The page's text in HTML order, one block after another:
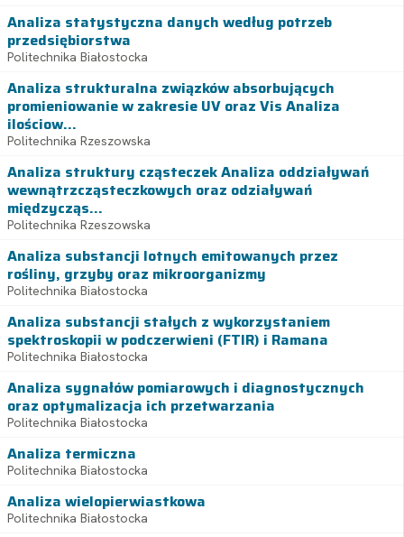
Analiza statystyczna danych według potrzeb
przedsiębiorstwa
Politechnika Białostocka
Analiza strukturalna związków absorbujących
promieniowanie w zakresie UV oraz Vis Analiza
ilościow...
Politechnika Rzeszowska
Analiza struktury cząsteczek Analiza oddziaływań
wewnątrzcząsteczkowych oraz odziaływań
międzycząs...
Politechnika Rzeszowska
Analiza substancji lotnych emitowanych przez
rośliny, grzyby oraz mikroorganizmy
Politechnika Białostocka
Analiza substancji stałych z wykorzystaniem
spektroskopii w podczerwieni (FTIR) i Ramana
Politechnika Białostocka
Analiza sygnałów pomiarowych i diagnostycznych
oraz optymalizacja ich przetwarzania
Politechnika Białostocka
Analiza termiczna
Politechnika Białostocka
Analiza wielopierwiastkowa
Politechnika Białostocka